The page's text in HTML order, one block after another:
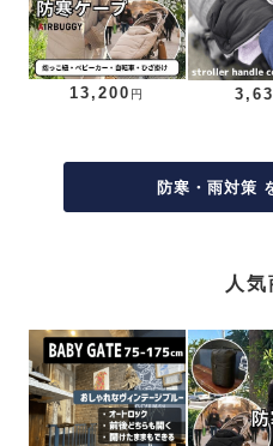
13,200 円
防寒・雨対策
人気